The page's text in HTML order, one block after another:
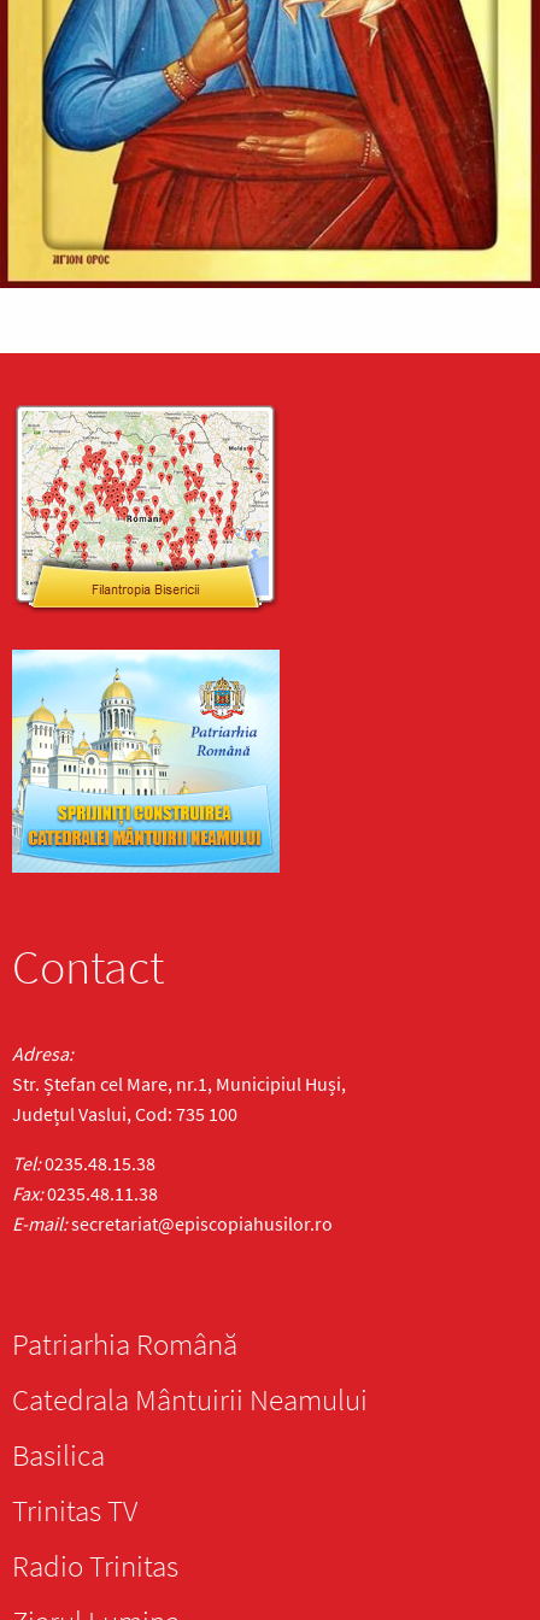
zic că nu este înviere, și L-au întrebat, zicând:
Învățătorule, Moise a zis: «Dacă cineva moare neavând
copii, fratele...
Ev. Matei 22, 23-33
doxologia.ro
Preia articolele Doxologia în site-ul tău!
Contact
Adresa:
Str. Ștefan cel Mare, nr.1, Municipiul Huși,
Județul Vaslui, Cod: 735 100
Tel:0235.48.15.38
Fax:0235.48.11.38
E-mail:secretariat@episcopiahusilor.ro
Patriarhia Română
Catedrala Mântuirii Neamului
Basilica
Trinitas TV
Radio Trinitas